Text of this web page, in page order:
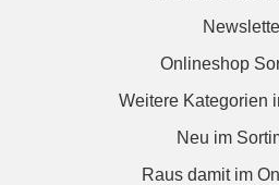
Onlineshop
Weitere Kategorien
Neu im
Raus damit im